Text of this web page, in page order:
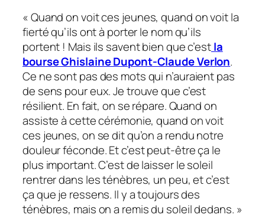
«Quand on voit ces jeunes, quand on voit la
fierté qu’ils ont à porter le nom qu’ils
portent ! Mais ils savent bien que c’estla
bourse Ghislaine Dupont-Claude Verlon.
Ce ne sont pas des mots qui n’auraient pas
de sens pour eux. Je trouve que c’est
résilient. En fait, on se répare. Quand on
assiste à cette cérémonie, quand on voit
ces jeunes, on se dit qu’on a rendu notre
douleur féconde. Et c’est peut-être ça le
plus important. C’est de laisser le soleil
rentrer dans les ténèbres, un peu, et c’est
ça que je ressens. Il y a toujours des
ténèbres, mais on a remis du soleil dedans. »